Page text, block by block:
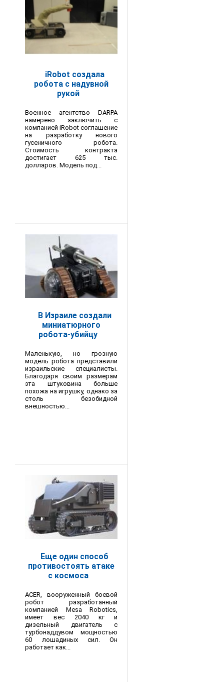
iRobot создала
робота с надувной
рукой
Военное агентство DARPA
намерено заключить с
компанией iRobot соглашение
на разработку нового
гусеничного робота.
Стоимость контракта
достигает 625 тыс.
долларов. Модель под...
В Израиле создали
миниатюрного
робота-убийцу
Маленькую, но грозную
модель робота представили
израильские специалисты.
Благодаря своим размерам
эта штуковина больше
похожа на игрушку, однако за
столь безобидной
внешностью...
Еще один способ
противостоять атаке
с космоса
ACER, вооруженный боевой
робот разработанный
компанией Mesa Robotics,
имеет вес 2040 кг и
дизельный двигатель с
турбонаддувом мощностью
60 лошадиных сил. Он
работает как...